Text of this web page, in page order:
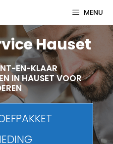
MENU
Hauset
EN-KLAAR
IN HAUSET VOOR